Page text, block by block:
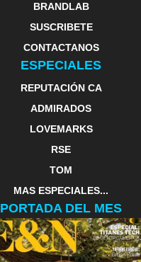
BRANDLAB
SUSCRIBETE
CONTACTANOS
ESPECIALES
REPUTACIÓN CA
ADMIRADOS
LOVEMARKS
RSE
TOM
MAS ESPECIALES...
PORTADA DEL MES